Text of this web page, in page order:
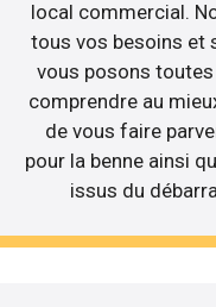
local commercial.
tous vos besoins et
vous posons
comprendre au
de vous faire
pour la benne ainsi
issus du